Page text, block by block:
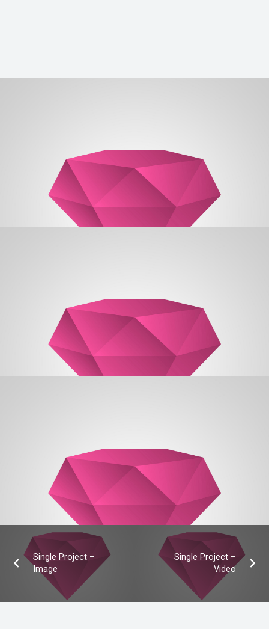
Single Project –
Image
Single Project –
Video